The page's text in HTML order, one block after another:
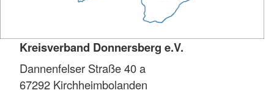
Kreisverband Donnersberg e.V.
Dannenfelser Straße 40 a
67292 Kirchheimbolanden